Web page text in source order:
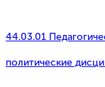
44.03.01
политические